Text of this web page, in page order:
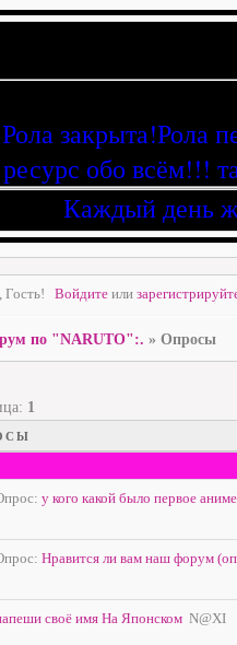
Рола закрыта!Рола
ресурс обо всём!!!
Каждый день
Гость! Войдите или
по "NARUTO":. »Опросы
1
у кого какой было первое
Нравится ли вам наш форум
своё имя На Японском N@XI